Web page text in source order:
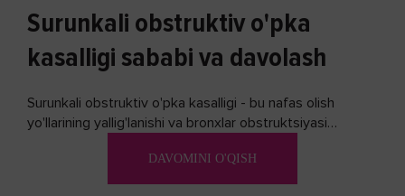
Surunkali obstruktiv o'pka
kasalligi sababi va davolash
Surunkali obstruktiv o'pka kasalligi - bu nafas olish
yo'llarining yallig'lanishi va bronxlar obstruktsiyasi
DAVOMINI O'QISH